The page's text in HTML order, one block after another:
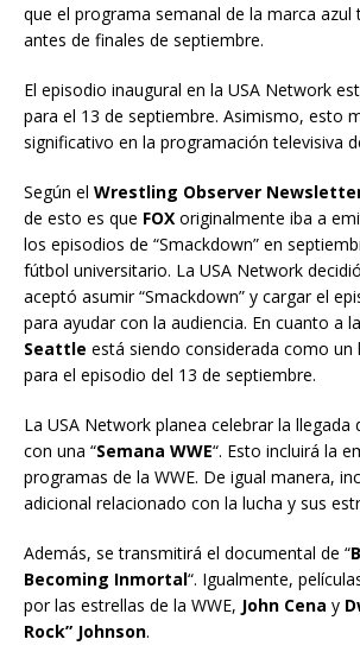
que el programa semanal de la marca azul
antes de finales de septiembre.
El episodio inaugural en la USA Network
para el 13 de septiembre. Asimismo, esto
significativo en la programación televisiva
Según el Wrestling Observer
de esto es que FOX originalmente iba a
los episodios de “Smackdown” en
fútbol universitario. La USA Network
aceptó asumir “Smackdown” y cargar el
para ayudar con la audiencia. En cuanto a
Seattle está siendo considerada como un
para el episodio del 13 de septiembre.
La USA Network planea celebrar la llegada
con una “Semana WWE“. Esto incluirá la
programas de la WWE. De igual manera,
adicional relacionado con la lucha y sus
Además, se transmitirá el documental de “
Becoming Inmortal“. Igualmente,
por las estrellas de la WWE, John Cena y
Rock” Johnson.